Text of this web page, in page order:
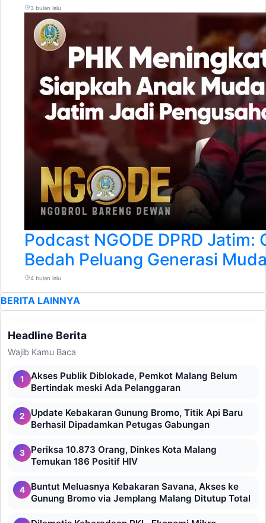
3 bulan lalu
Podcast NGODE DPRD Jatim:
Bedah Peluang Generasi
4 bulan lalu
BERITA LAINNYA
Headline Berita
Wajib Kamu Baca
1
Akses Publik Diblokade, Pemkot Malang Belum
Bertindak meski Ada Pelanggaran
2
Update Kebakaran Gunung Bromo, Titik Api Baru
Berhasil Dipadamkan Petugas Gabungan
3
Periksa 10.873 Orang, Dinkes Kota Malang
Temukan 186 Positif HIV
4
Buntut Meluasnya Kebakaran Savana, Akses ke
Gunung Bromo via Jemplang Malang Ditutup Total